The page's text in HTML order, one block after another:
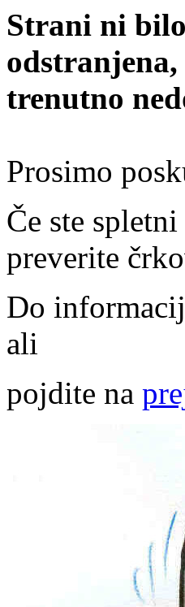
Strani ni
trenutno
Prosimo
Če ste
preverite
Do
ali
pojdite na